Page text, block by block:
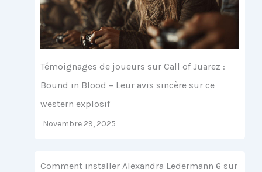
Témoignages de joueurs sur Call of Juarez :
Bound in Blood – Leur avis sincère sur ce
western explosif
Novembre 29, 2025
Comment installer Alexandra Ledermann 6 sur